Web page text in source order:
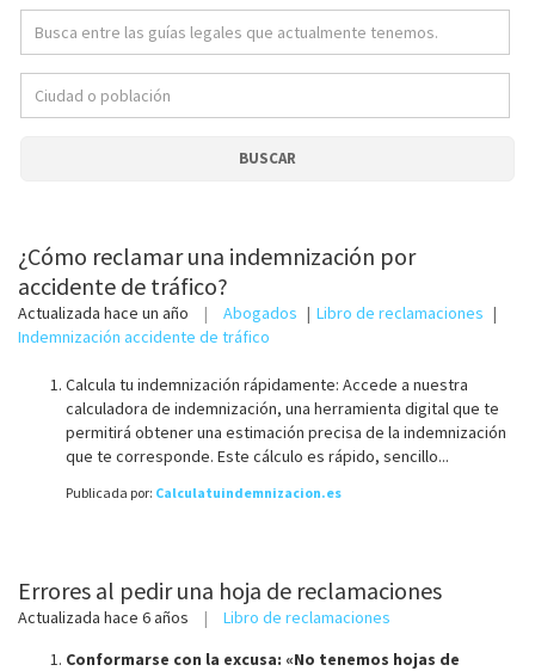
BUSCAR
¿Cómo reclamar una indemnización por
accidente de tráfico?
Actualizada hace un año Abogados
Libro de reclamaciones
Indemnización accidente de tráfico
Calcula tu indemnización rápidamente: Accede a nuestra
calculadora de indemnización, una herramienta digital que te
permitirá obtener una estimación precisa de la indemnización
que te corresponde. Este cálculo es rápido, sencillo...
Publicada por: Calculatuindemnizacion.es
Errores al pedir una hoja de reclamaciones
Actualizada hace 6 años
Libro de reclamaciones
Conformarse con la excusa: «No tenemos hojas de